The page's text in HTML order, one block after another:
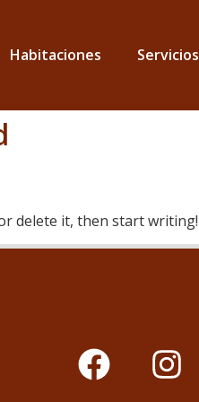
Habitaciones Servicios
delete it, then start writing!